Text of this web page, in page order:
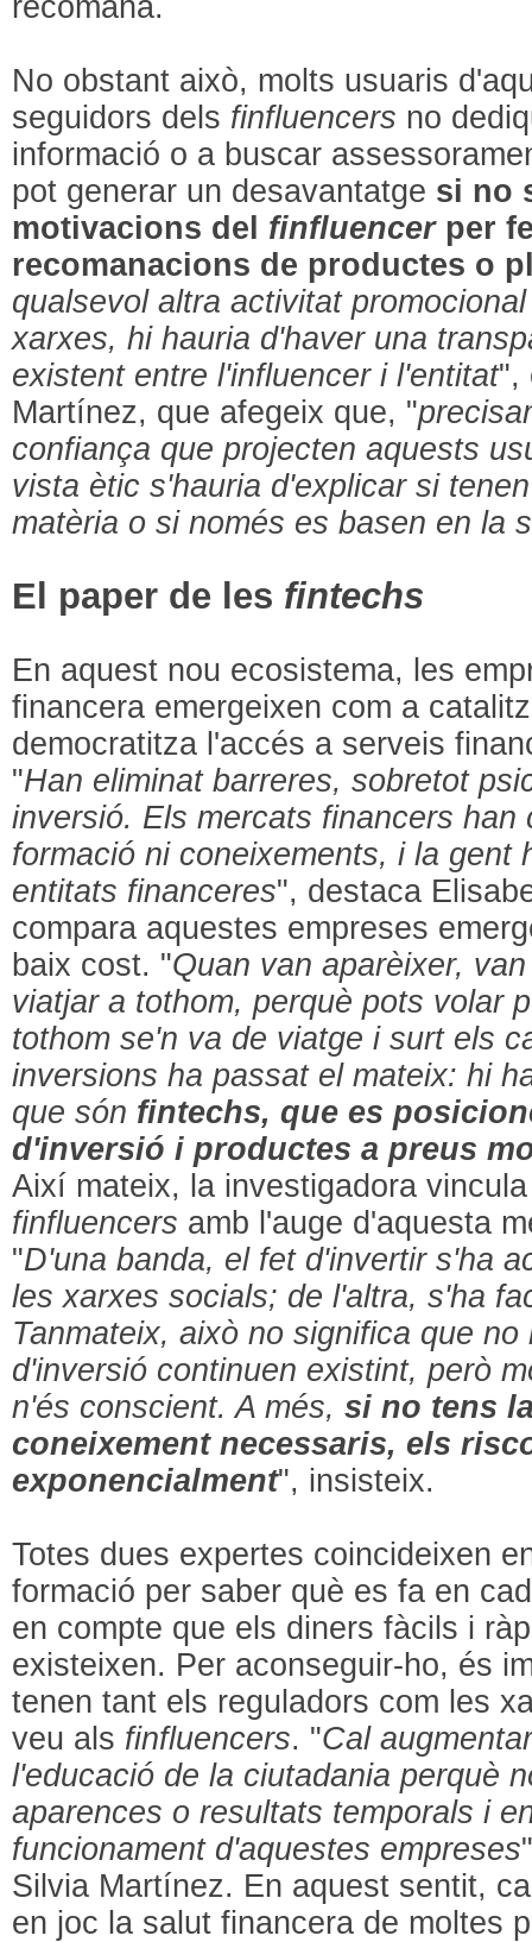
No obstant això, molts usuaris
seguidors dels finfluencers no
informació o a buscar
pot generar un desavantatge si no
motivacions del finfluencerper
recomanacions de productes o
qualsevol altra activitat
xarxes, hi hauria d'haver una
existent entre l'influencer i l'entitat",
Martínez, que afegeix que, "
confiança que projecten aquests
vista ètic s'hauria d'explicar si
matèria o si només es basen en la
El paper de les fintechs
En aquest nou ecosistema, les
financera emergeixen com a
democratitza l'accés a serveis
"Han eliminat barreres, sobretot
inversió. Els mercats financers
formació ni coneixements, i la gent
entitats financeres", destaca
compara aquestes empreses
baix cost. "Quan van aparèixer,
viatjar a tothom, perquè pots volar
tothom se'n va de viatge i surt els
inversions ha passat el mateix: hi
que són fintechs, que es
d'inversió i productes a preus
Així mateix, la investigadora
finfluencers amb l'auge d'aquesta
"D'una banda, el fet d'invertir s'ha
les xarxes socials; de l'altra, s'ha
Tanmateix, això no significa que
d'inversió continuen existint, però
n'és conscient. A més,si no tens
coneixement necessaris, els
exponencialment", insisteix.
Totes dues expertes coincideixen
formació per saber què es fa en
en compte que els diners fàcils i
existeixen. Per aconseguir-ho, és
tenen tant els reguladors com les
veu als finfluencers. "Cal
l'educació de la ciutadania perquè
aparences o resultats temporals i
funcionament d'aquestes empreses
Silvia Martínez. En aquest sentit,
en joc la salut financera de moltes